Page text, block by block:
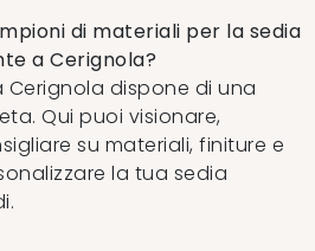
di materiali per la sedia
a Cerignola?
Cerignola dispone di una
Qui puoi visionare,
su materiali, finiture e
la tua sedia